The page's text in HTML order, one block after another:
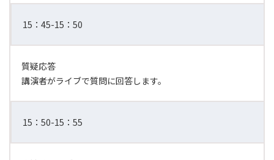
15：45-15：50
質疑応答
講演者がライブで質問に回答します。
15：50-15：55